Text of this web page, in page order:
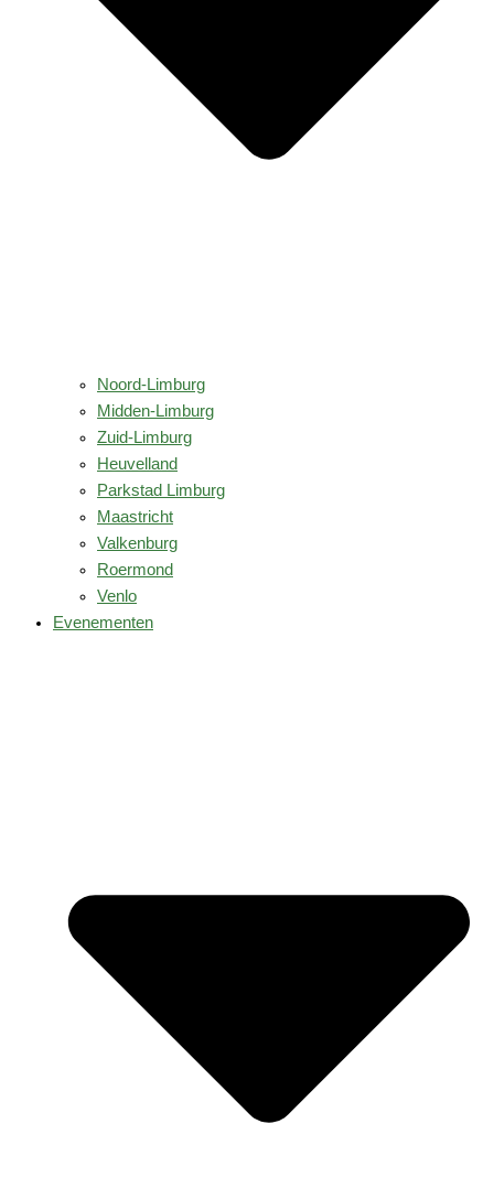
Noord-Limburg
Midden-Limburg
Zuid-Limburg
Heuvelland
Parkstad Limburg
Maastricht
Valkenburg
Roermond
Venlo
Evenementen